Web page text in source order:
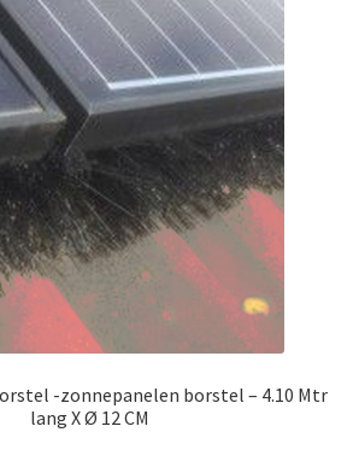
-zonnepanelen borstel – 4.10 Mtr
lang X Ø 12 CM